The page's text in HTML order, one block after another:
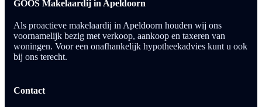
GOOS Makelaardij in Apeldoorn
Als proactieve makelaardij in Apeldoorn houden wij ons
voornamelijk bezig met verkoop, aankoop en taxeren van
woningen. Voor een onafhankelijk hypotheekadvies kunt u ook
bij ons terecht.
Contact